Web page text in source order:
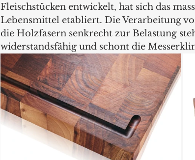
Fleischstücken entwickelt, hat sich das
Lebensmittel etabliert. Die Verarbeitung
die Holzfasern senkrecht zur Belastung
widerstandsfähig und schont die